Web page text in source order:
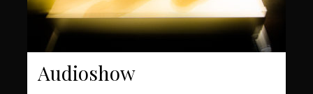
Audioshow